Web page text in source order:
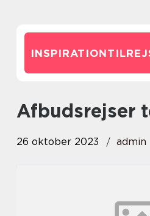
afbudsrejser
26 oktober 2023 admin